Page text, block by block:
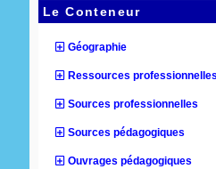
Le Conteneur
Géographie
Ressources professionnelles
Sources professionnelles
Sources pédagogiques
Ouvrages pédagogiques